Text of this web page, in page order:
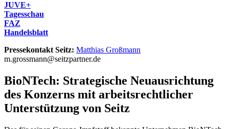
JUVE+
Tagesschau
FAZ
Handelsblatt
Pressekontakt Seitz: Matthias Großmann
m.grossmann@seitzpartner.de
BioNTech: Strategische Neuausrichtung
des Konzerns mit arbeitsrechtlicher
Unterstützung von Seitz